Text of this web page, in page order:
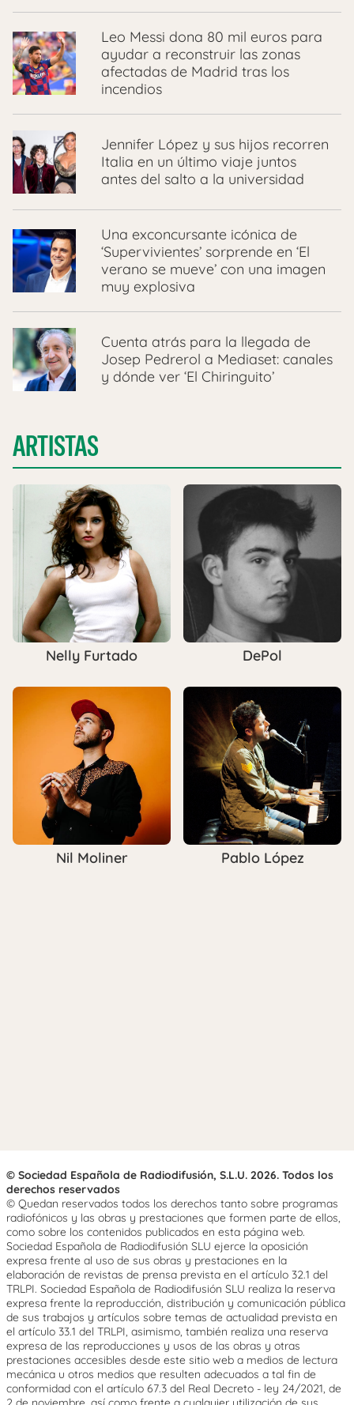
Leo Messi dona 80 mil euros para
ayudar a reconstruir las zonas
afectadas de Madrid tras los
incendios
Jennifer López y sus hijos recorren
Italia en un último viaje juntos
antes del salto a la universidad
Una exconcursante icónica de
‘Supervivientes’ sorprende en ‘El
verano se mueve’ con una imagen
muy explosiva
Cuenta atrás para la llegada de
Josep Pedrerol a Mediaset: canales
y dónde ver ‘El Chiringuito’
ARTISTAS
Nelly Furtado DePol
Nil Moliner Pablo López
© Sociedad Española de Radiodifusión, S.L.U. 2026. Todos los
derechos reservados
© Quedan reservados todos los derechos tanto sobre programas
radiofónicos y las obras y prestaciones que formen parte de ellos,
como sobre los contenidos publicados en esta página web.
Sociedad Española de Radiodifusión SLU ejerce la oposición
expresa frente al uso de sus obras y prestaciones en la
elaboración de revistas de prensa prevista en el artículo 32.1 del
TRLPI. Sociedad Española de Radiodifusión SLU realiza la reserva
expresa frente la reproducción, distribución y comunicación pública
de sus trabajos y artículos sobre temas de actualidad prevista en
el artículo 33.1 del TRLPI, asimismo, también realiza una reserva
expresa de las reproducciones y usos de las obras y otras
prestaciones accesibles desde este sitio web a medios de lectura
mecánica u otros medios que resulten adecuados a tal fin de
conformidad con el artículo 67.3 del Real Decreto - ley 24/2021, de